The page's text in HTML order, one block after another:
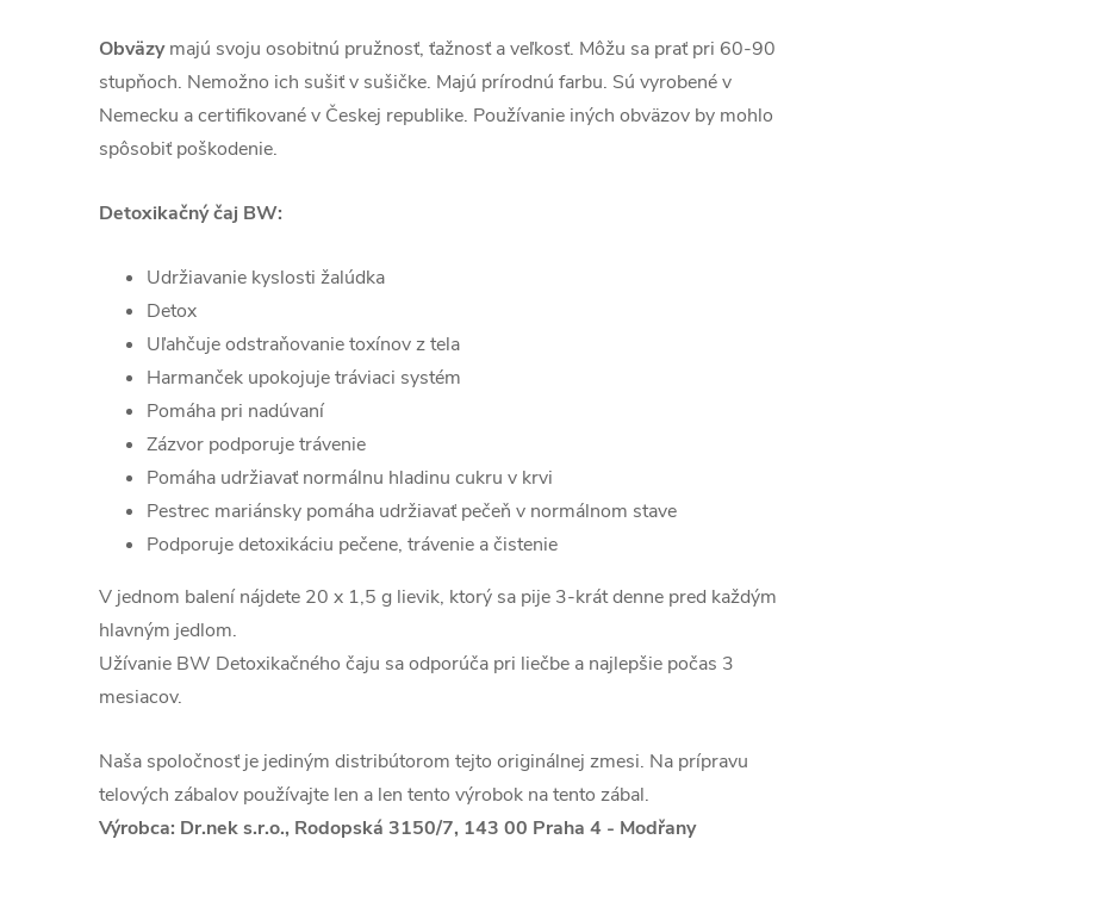
Obväzymajú svoju osobitnú pružnosť, ťažnosť a veľkosť. Môžu sa prať pri 60-90
stupňoch. Nemožno ich sušiť v sušičke. Majú prírodnú farbu. Sú vyrobené v
Nemecku a certifikované v Českej republike. Používanie iných obväzov by mohlo
spôsobiť poškodenie.
Detoxikačný čaj BW:
Udržiavanie kyslosti žalúdka
Detox
Uľahčuje odstraňovanie toxínov z tela
Harmanček upokojuje tráviaci systém
Pomáha pri nadúvaní
Zázvor podporuje trávenie
Pomáha udržiavať normálnu hladinu cukru v krvi
Pestrec mariánsky pomáha udržiavať pečeň v normálnom stave
Podporuje detoxikáciu pečene, trávenie a čistenie
V jednom balení nájdete 20 x 1,5 g lievik, ktorý sa pije 3-krát denne pred každým
hlavným jedlom.
Užívanie BW Detoxikačného čaju sa odporúča pri liečbe a najlepšie počas 3
mesiacov.
Naša spoločnosť je jediným distribútorom tejto originálnej zmesi. Na prípravu
telových zábalov používajte len a len tento výrobok na tento zábal.
Výrobca: Dr.nek s.r.o., Rodopská 3150/7, 143 00 Praha 4 - Modřany